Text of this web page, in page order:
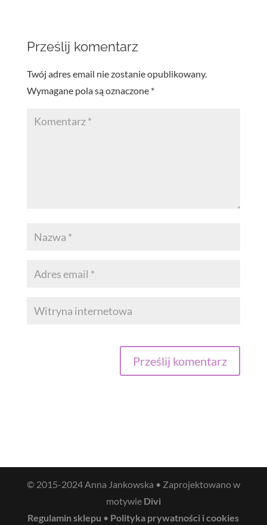
Prześlij komentarz
Twój adres email nie zostanie opublikowany.
Wymagane pola są oznaczone *
© 2015-2024 Anna Jankowska • Zaprojektowano w
motywie Divi
Regulamin sklepu • Polityka prywatności i cookies